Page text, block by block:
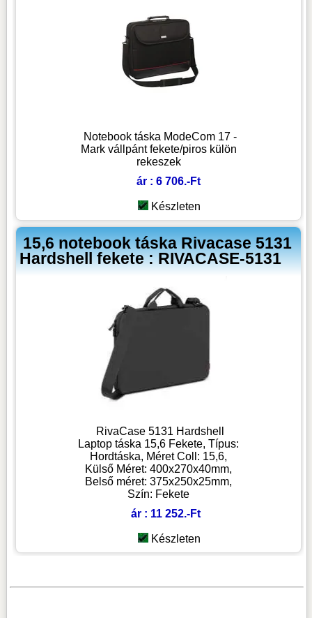
Notebook táska ModeCom 17 -
Mark vállpánt fekete/piros külön
rekeszek
ár : 6 706.-Ft
Készleten
15,6 notebook táska Rivacase 5131
Hardshell fekete : RIVACASE-5131
RivaCase 5131 Hardshell
Laptop táska 15,6 Fekete, Típus:
Hordtáska, Méret Coll: 15,6,
Külső Méret: 400x270x40mm,
Belső méret: 375x250x25mm,
Szín: Fekete
ár : 11 252.-Ft
Készleten